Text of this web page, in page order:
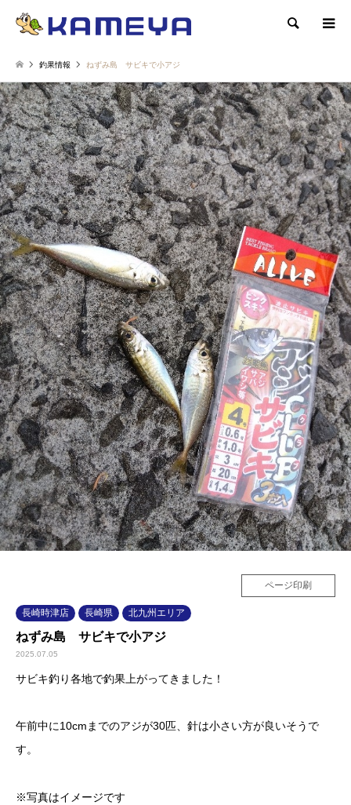
検索
釣果情報 ねずみ島 サビキで小アジ
ページ印刷
長崎時津店 長崎県 北九州エリア
ねずみ島 サビキで小アジ
2025.07.05
サビキ釣り各地で釣果上がってきました！
午前中に10cmまでのアジが30匹、針は小さい方が良いそうで
す。
※写真はイメージです